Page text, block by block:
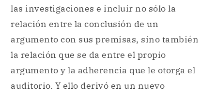
las investigaciones e incluir no sólo la
relación entre la conclusión de un
argumento con sus premisas, sino también
la relación que se da entre el propio
argumento y la adherencia que le otorga el
auditorio. Y ello derivó en un nuevo